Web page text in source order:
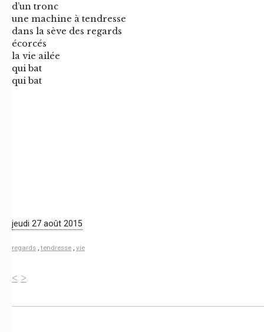
d’un tronc
une machine à tendresse
dans la sève des regards
écorcés
la vie ailée
qui bat
qui bat
jeudi 27 août 2015
regards , tendresse , vie
< >